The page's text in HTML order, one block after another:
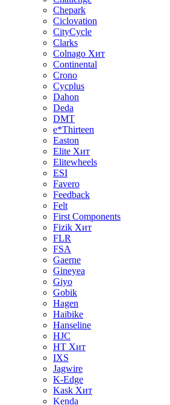
Chepark
Ciclovation
CityCycle
Clarks
Colnago Хит
Continental
Crono
Cycplus
Dahon
Deda
DMT
e*Thirteen
Easton
Elite Хит
Elitewheels
ESI
Favero
Feedback
Felt
First Components
Fizik Хит
FLR
FSA
Gaerne
Gineyea
Giyo
Gobik
Hagen
Haibike
Hanseline
HJC
HT Хит
IXS
Jagwire
K-Edge
Kask Хит
Kenda